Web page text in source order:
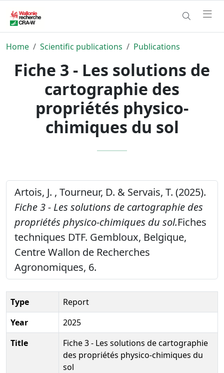
Home Scientific publications Publications
Fiche 3 - Les solutions de
cartographie des
propriétés physico-
chimiques du sol
Artois, J. , Tourneur, D. & Servais, T. (2025).
Fiche 3 - Les solutions de cartographie des
propriétés physico-chimiques du sol.Fiches
techniques DTF. Gembloux, Belgique,
Centre Wallon de Recherches
Agronomiques, 6.
Type
Report
Year
2025
Title
Fiche 3 - Les solutions de cartographie
des propriétés physico-chimiques du
sol